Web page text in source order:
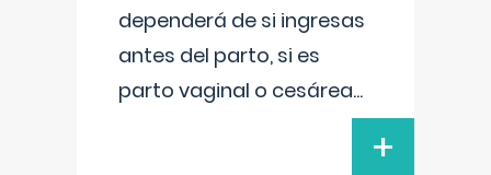
dependerá de si ingresas
antes del parto, si es
parto vaginal o cesárea...
+